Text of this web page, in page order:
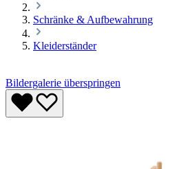
Schränke & Aufbewahrung
Kleiderständer
Bildergalerie überspringen